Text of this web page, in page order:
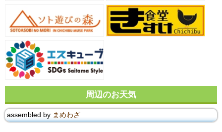
周辺のお天気
assembled by まめわざ